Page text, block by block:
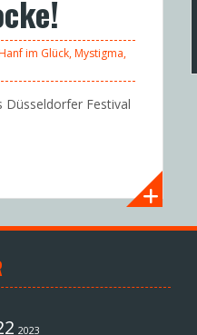
im Glück,Mystigma,
Düsseldorfer Festival
2023